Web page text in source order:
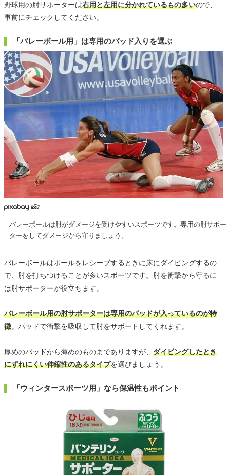
野球用の肘サポーターは右用と左用に分かれているもの多いので、
事前にチェックしてください。
「バレーボール用」は専用のパッド入りを選ぶ
バレーボールは肘がダメージを受けやすいスポーツです。専用の肘サポー
ターをしてダメージから守りましょう。
バレーボールはボールをレシーブするときに床にダイビングするの
で、肘を打ちつけることが多いスポーツです。肘を衝撃から守るに
は肘サポーターが役立ちます。
バレーボール用の肘サポーターは専用のパッドが入っているのが特
徴。パッドで衝撃を吸収して肘をサポートしてくれます。
厚めのパッドから薄めのものまでありますが、 ダイビングしたとき
にずれにくい伸縮性のあるタイプを選びましょう。
「ウィンタースポーツ用」なら保温性もポイント